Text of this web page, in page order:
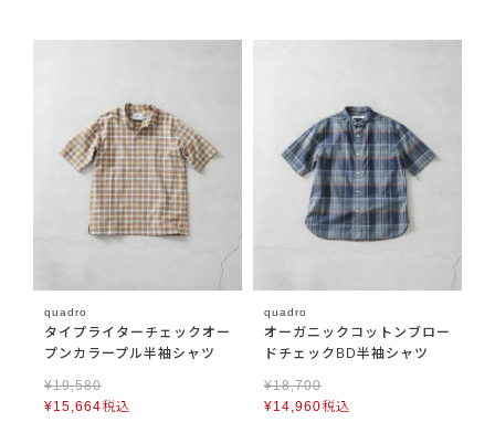
quadro
タイプライターチェックオー
プンカラープル半袖シャツ
¥19,580
¥15,664税込
quadro
オーガニックコットンブロー
ドチェックBD半袖シャツ
¥18,700
¥14,960税込